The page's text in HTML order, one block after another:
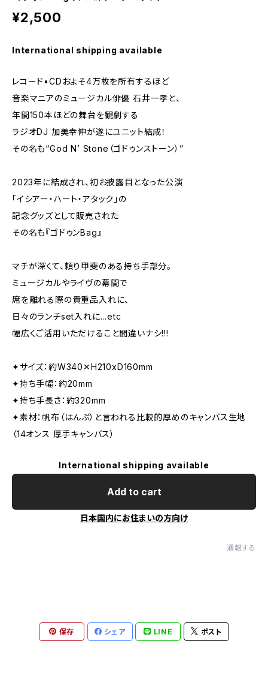
¥2,500
International shipping available
レコード•CDおよそ4万枚を所有するほど
音楽マニアのミュージカル俳優 石井一孝と、
年間150本ほどの舞台を観劇する
ラジオDJ 加美幸伸が遂にユニット結成！
その名も“God N’ Stone（ゴドゥンストーン）”
2023年に結成され、初お披露目となった公演
「イシアー・ハート・アタック」の
記念グッズとして販売された
その名も『ゴドゥンBag』
マチが深くて、頼り甲斐のある持ち手部分。
ミュージカルやライヴの幕間で
席を離れる際の貴重品入れに、
日々のランチset入れに...etc
幅広くご活用いただけること間違いナシ!!!
✦サイズ：約W340✕H210xD160mm
✦持ち手幅：約20mm
✦持ち手長さ：約320mm
✦素材：帆布（はんぷ）と言われる比較的厚めのキャンバス生地
（14オンス 厚手キャンバス）
International shipping available
Add to cart
日本国内にお住まいの方向け
通報する
保存 シェア LINE ポスト